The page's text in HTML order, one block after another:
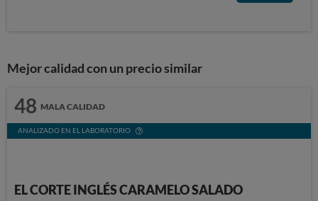
Mejor calidad con un precio similar
48 MALA CALIDAD
ANALIZADO EN EL LABORATORIO
EL CORTE INGLÉS CARAMELO SALADO